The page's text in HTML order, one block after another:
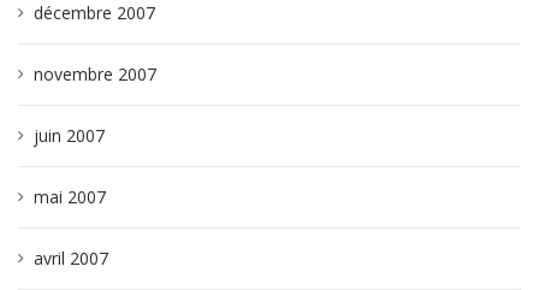
décembre 2007
novembre 2007
juin 2007
mai 2007
avril 2007